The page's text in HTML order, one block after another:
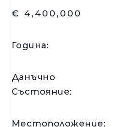
€ 4,400,000
Година:
Данъчно
Състояние:
Местоположение: